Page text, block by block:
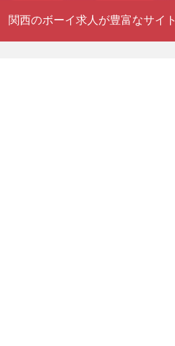
関西のボーイ求人が豊富なサイト